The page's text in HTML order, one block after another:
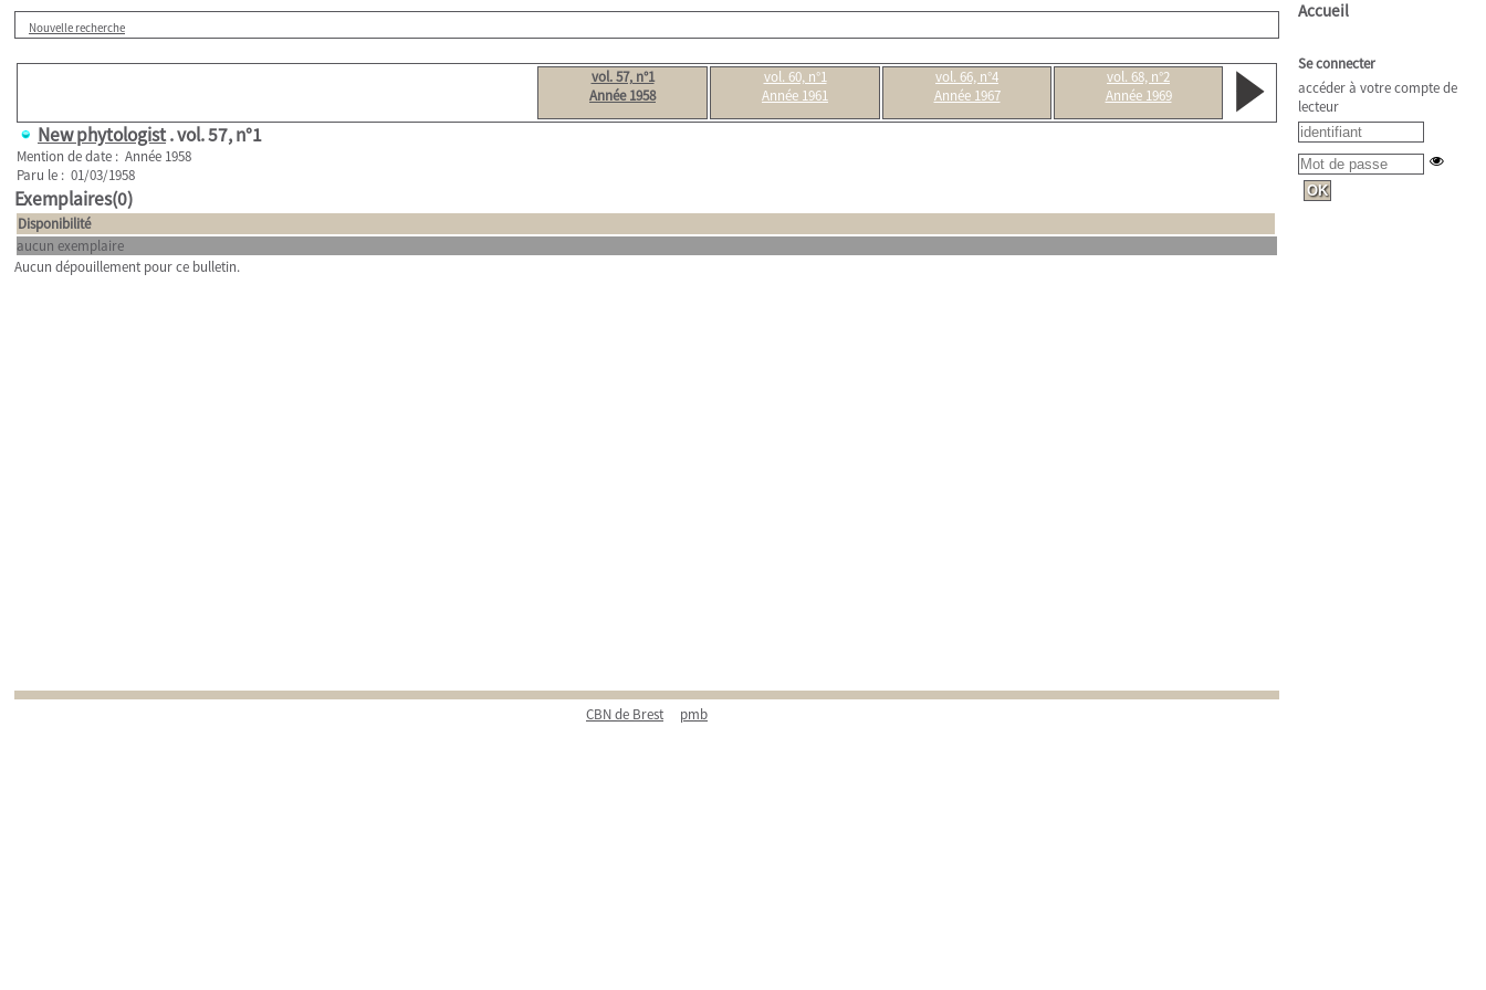
Nouvelle recherche
vol. 57, n°1
Année 1958
vol. 60, n°1
Année 1961
vol. 66, n°4
Année 1967
vol. 68, n°2
Année 1969
New phytologist.vol. 57, n°1
Mention de date : Année 1958
Paru le : 01/03/1958
Exemplaires(0)
Disponibilité
aucun exemplaire
Aucun dépouillement pour ce bulletin.
CBN de Brest pmb
Accueil
Se connecter
accéder à votre compte de
lecteur